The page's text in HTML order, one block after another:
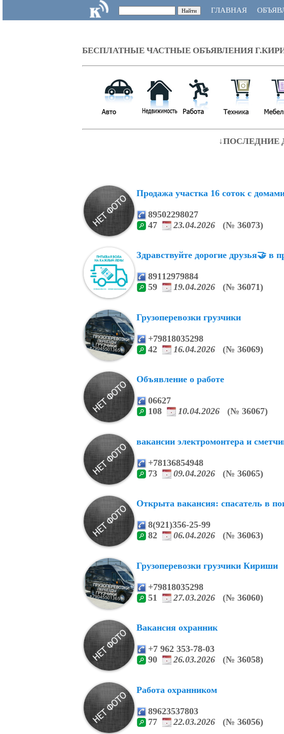
ГЛАВНАЯ
БЕСПЛАТНЫЕ ЧАСТНЫЕ ОБЪЯВЛЕНИЯ
↓ПОСЛЕДНИЕ
Продажа участка 16 соток с
89502298027
47
23.04.2026 (№ 36073)
Здравствуйте дорогие друзья🤝 в
89112979884
59
19.04.2026 (№ 36071)
Грузоперевозки грузчики
+79818035298
42
16.04.2026 (№ 36069)
Объявление о работе
06627
108
10.04.2026 (№ 36067)
вакансии электромонтера и
+78136854948
73
09.04.2026 (№ 36065)
Открыта вакансия: спасатель в
8(921)356-25-99
82
06.04.2026 (№ 36063)
Грузоперевозки грузчики Кириши
+79818035298
51
27.03.2026 (№ 36060)
Вакансия охранник
+7 962 353-78-03
90
26.03.2026 (№ 36058)
Работа охранником
89623537803
77
22.03.2026 (№ 36056)